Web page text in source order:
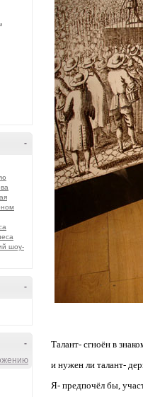
-
шоу-
-
-
Талант- сгноён в
и нужен ли талант-
Я- предпочёл бы,